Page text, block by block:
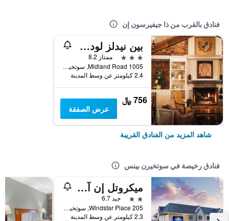
فنادق بالقرب من ذا جيفيرسون إن
بين نيدلز لودج آند جولف كلوب
3 نجوم
ممتاز 8.2
1005 Midland Road, سوتخيرن بينس, NC, الولايات المتحدة الأميريكية
2.4 كيلومتر عن وسط المدينة
756 ﷼
عرض الصفقة
شاهد المزيد من الفنادق القريبة
فنادق رخيصة في سوتخيرن بينس
ميكروتل إن آند سويتس باي ويندام ساوثرين بينيس / بينهورست
2 نجمتين
جيد 6.7
205 Windstar Place, سوتخيرن بينس, NC, الولايات المتحدة الأميريكية
2.3 كيلومتر عن وسط المدينة